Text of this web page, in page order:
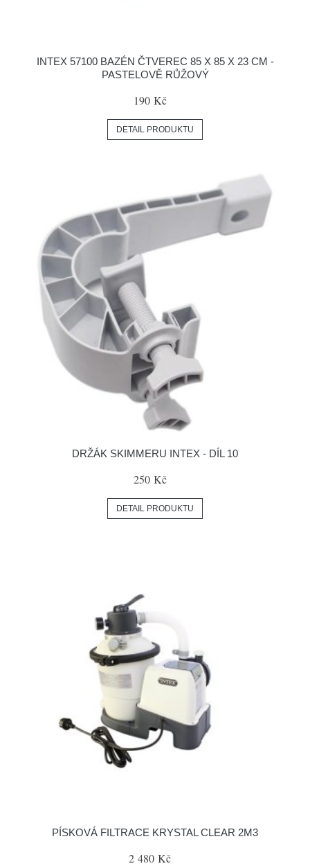
INTEX 57100 BAZÉN ČTVEREC 85 X 85 X 23 CM -
PASTELOVĚ RŮŽOVÝ
190 Kč
DETAIL PRODUKTU
DRŽÁK SKIMMERU INTEX - DÍL 10
250 Kč
DETAIL PRODUKTU
PÍSKOVÁ FILTRACE KRYSTAL CLEAR 2M3
2 480 Kč